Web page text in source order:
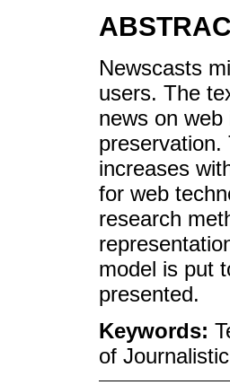
Newscasts
users. The
news on
preservation.
increases
for web
research
model is put
presented.
Keywords:
of